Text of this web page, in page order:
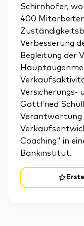
Schirnhofer,
400
Verbesserung
Begleitung der
Versicherungs-
Gottfried
Verantwortung
Coaching" in
Bankinstitut.